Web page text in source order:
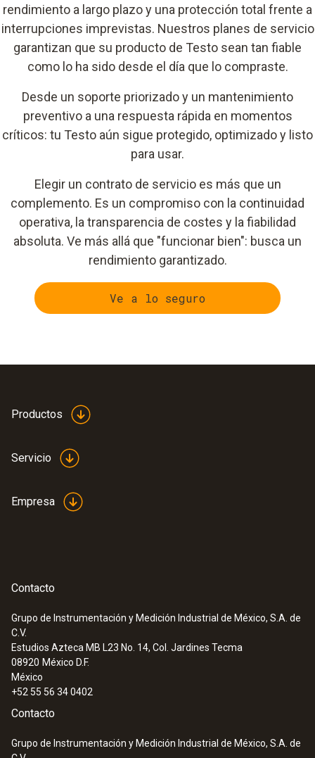
rendimiento a largo plazo y una protección total frente a
interrupciones imprevistas. Nuestros planes de servicio
garantizan que su producto de Testo sean tan fiable
como lo ha sido desde el día que lo compraste.
Desde un soporte priorizado y un mantenimiento
preventivo a una respuesta rápida en momentos
críticos: tu Testo aún sigue protegido, optimizado y listo
para usar.
Elegir un contrato de servicio es más que un
complemento. Es un compromiso con la continuidad
operativa, la transparencia de costes y la fiabilidad
absoluta. Ve más allá que "funcionar bien": busca un
rendimiento garantizado.
Ve a lo seguro
Productos
Servicio
Empresa
Contacto
Grupo de Instrumentación y Medición Industrial de México, S.A. de
C.V.
Estudios Azteca MB L23 No. 14, Col. Jardines Tecma
08920 México D.F.
México
+52 55 56 34 0402
Contacto
Grupo de Instrumentación y Medición Industrial de México, S.A. de